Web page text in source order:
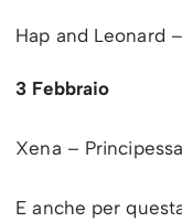
Hap and Leonard
3 Febbraio
Xena –
E anche per